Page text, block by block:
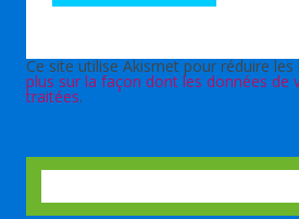
Ce site utilise Akismet pour réduire
plus sur la façon dont les données de
traitées.